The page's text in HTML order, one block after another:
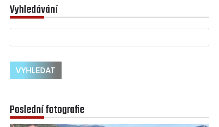
Vyhledávání
Poslední fotografie